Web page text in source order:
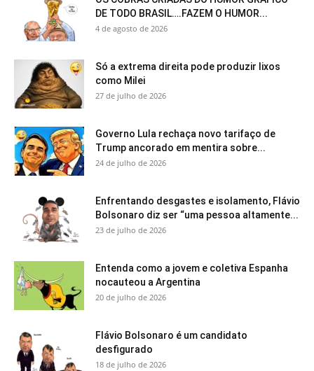
DE TODO BRASIL….FAZEM O HUMOR...
4 de agosto de 2026
Só a extrema direita pode produzir lixos
como Milei
27 de julho de 2026
Governo Lula rechaça novo tarifaço de
Trump ancorado em mentira sobre...
24 de julho de 2026
Enfrentando desgastes e isolamento, Flávio
Bolsonaro diz ser “uma pessoa altamente...
23 de julho de 2026
Entenda como a jovem e coletiva Espanha
nocauteou a Argentina
20 de julho de 2026
Flávio Bolsonaro é um candidato
desfigurado
18 de julho de 2026